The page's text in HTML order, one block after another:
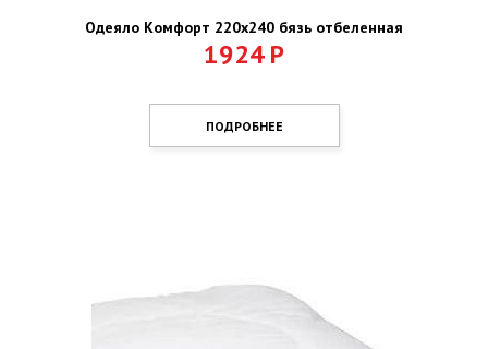
Одеяло Комфорт 220х240 бязь отбеленная
1924Р
ПОДРОБНЕЕ